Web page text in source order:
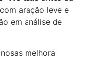
aração leve e
em análise de
melhora